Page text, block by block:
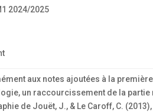
2024/2025
aux notes ajoutées à la
un raccourcissement de la
de Jouët, J., & Le Caroff, C.